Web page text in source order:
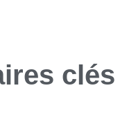
clés